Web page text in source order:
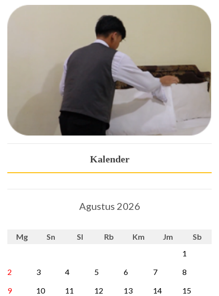
Kalender
Agustus 2026
Mg Sn Sl Rb Km Jm
Sb
1
2
3 4 5 6 7
8
9
10 11 12 13 14
15